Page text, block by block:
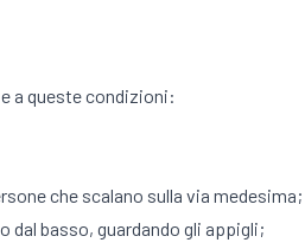
a queste condizioni:
che scalano sulla via medesima;
basso, guardando gli appigli;